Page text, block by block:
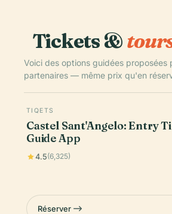
Tickets &
Voici des options guidées proposées
partenaires — même prix qu'en
TIQETS
Castel Sant'Angelo: Entry
Guide App
4.5(6,325)
Réserver